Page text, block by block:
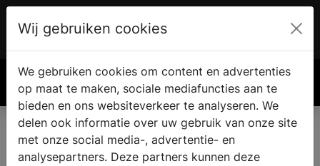
€ 0.00
Wij gebruiken cookies
We gebruiken cookies om content en advertenties
op maat te maken, sociale mediafuncties aan te
bieden en ons websiteverkeer te analyseren. We
delen ook informatie over uw gebruik van onze site
met onze social media-, advertentie- en
analysepartners. Deze partners kunnen deze